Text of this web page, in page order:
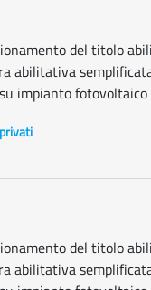
del titolo
abilitativa
impianto fotovoltaico
del titolo
abilitativa